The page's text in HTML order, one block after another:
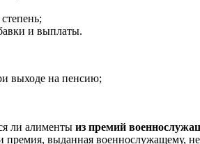
и выплаты.
выходе на пенсию;
ли алименты из премий
выданная военнослужащему,